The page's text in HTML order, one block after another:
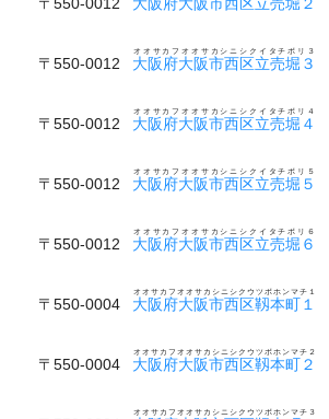
〒550-0012 大阪府大阪市西区立売堀３
オオサカフオオサカシニシクイタチボリ３
〒550-0012 大阪府大阪市西区立売堀４
オオサカフオオサカシニシクイタチボリ４
〒550-0012 大阪府大阪市西区立売堀５
オオサカフオオサカシニシクイタチボリ５
〒550-0012 大阪府大阪市西区立売堀６
オオサカフオオサカシニシクイタチボリ６
〒550-0004 大阪府大阪市西区靱本町１
オオサカフオオサカシニシクウツボホンマチ１
〒550-0004 大阪府大阪市西区靱本町２
オオサカフオオサカシニシクウツボホンマチ２
オオサカフオオサカシニシクウツボホンマチ３